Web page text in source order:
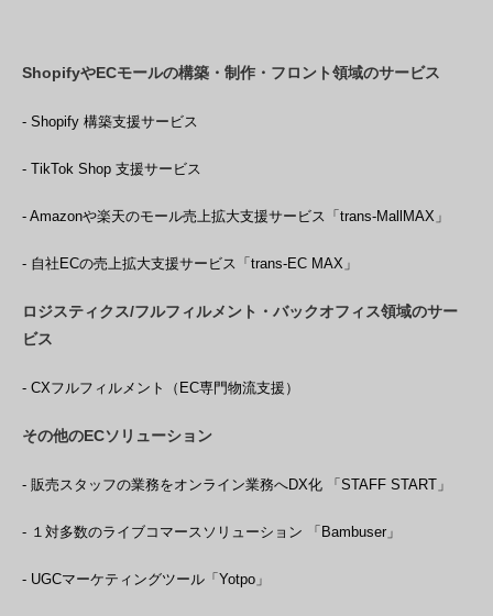
ShopifyやECモールの構築・制作・フロント領域のサービス
- Shopify 構築支援サービス
- TikTok Shop 支援サービス
- Amazonや楽天のモール売上拡大支援サービス「trans-MallMAX」
- 自社ECの売上拡大支援サービス「trans-EC MAX」
ロジスティクス/フルフィルメント・バックオフィス領域のサー
ビス
- CXフルフィルメント（EC専門物流支援）
その他のECソリューション
- 販売スタッフの業務をオンライン業務へDX化 「STAFF START」
- １対多数のライブコマースソリューション 「Bambuser」
- UGCマーケティングツール「Yotpo」